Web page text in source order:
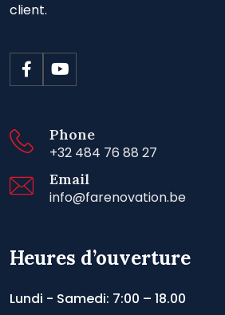
client.
Phone
+32 484 76 88 27
Email
info@farenovation.be
Heures d’ouverture
Lundi - Samedi: 7:00 – 18.00